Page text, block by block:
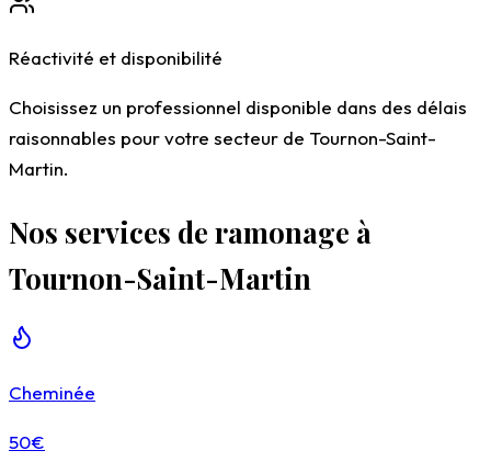
Réactivité et disponibilité
Choisissez un professionnel disponible dans des délais
raisonnables pour votre secteur de Tournon-Saint-
Martin.
Nos services de ramonage à
Tournon-Saint-Martin
Cheminée
50€